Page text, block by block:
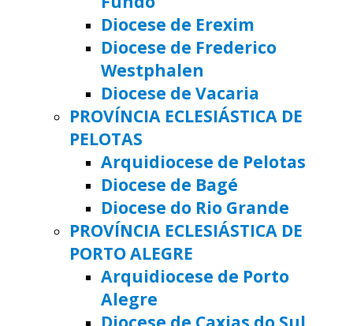
Diocese de Erexim
Diocese de Frederico
Westphalen
Diocese de Vacaria
PROVÍNCIA ECLESIÁSTICA DE
PELOTAS
Arquidiocese de Pelotas
Diocese de Bagé
Diocese do Rio Grande
PROVÍNCIA ECLESIÁSTICA DE
PORTO ALEGRE
Arquidiocese de Porto
Alegre
Diocese de Caxias do Sul